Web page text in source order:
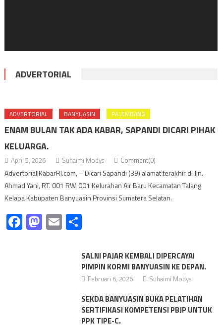
ADVERTORIAL
ADVERTORIAL BANYUASIN PALEMBANG
ENAM BULAN TAK ADA KABAR, SAPANDI DICARI PIHAK
KELUARGA.
April 5, 2026 Suhaimi Modys Comment(0)
Advertorial|KabarRI.com, – Dicari Sapandi (39) alamat terakhir di Jln.
Ahmad Yani, RT. 001 RW. 001 Kelurahan Air Baru Kecamatan Talang
Kelapa Kabupaten Banyuasin Provinsi Sumatera Selatan.
Facebook
Mastodon
EmailShare
SALNI PAJAR KEMBALI DIPERCAYAI
PIMPIN KORMI BANYUASIN KE DEPAN.
Februari 6, 2026 Suhaimi Modys
SEKDA BANYUASIN BUKA PELATIHAN
SERTIFIKASI KOMPETENSI PBJP UNTUK
PPK TIPE-C.